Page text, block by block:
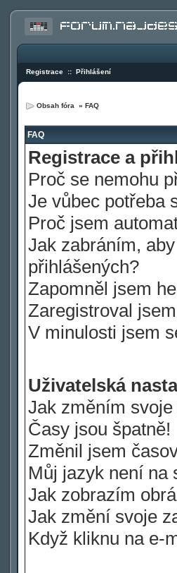
Registrace :: Přihlášení
Obsah fóra » FAQ
FAQ
Registrace a
Proč se nemohu
Je vůbec potřeba
Proč jsem
Jak zabráním,
přihlášených?
Zapomněl jsem
Zaregistroval
V minulosti jsem
Uživatelská
Jak změním
Časy jsou špatně!
Změnil jsem
Můj jazyk není na
Jak zobrazím
Jak změní svoje
Když kliknu na e-